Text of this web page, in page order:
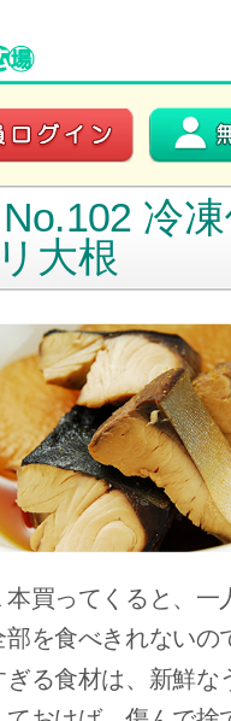
冷
大根
買ってくると、一
を食べきれないの
ぎる食材は、新鮮な